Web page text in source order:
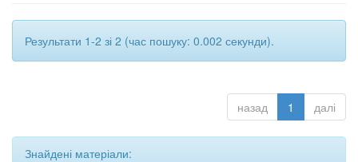
Результати 1-2 зі 2 (час пошуку: 0.002 секунди).
назад 1 далі
Знайдені матеріали: